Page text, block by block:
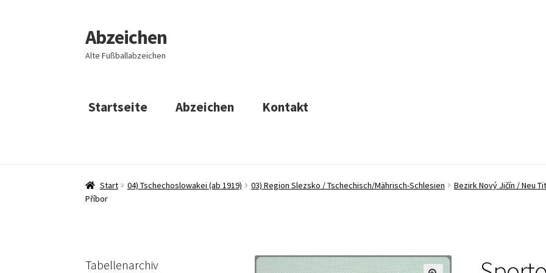
Zur
Navigation
springen
Zum
Inhalt
springen
Abzeichen
Alte Fußballabzeichen
Startseite Abzeichen Kontakt
Start 04) Tschechoslowakei (ab 1919) 03) Region Slezsko / Tschechisch/Mährisch-Schlesien Bezirk Nový Jičín / Neu
Příbor
Tabellenarchiv